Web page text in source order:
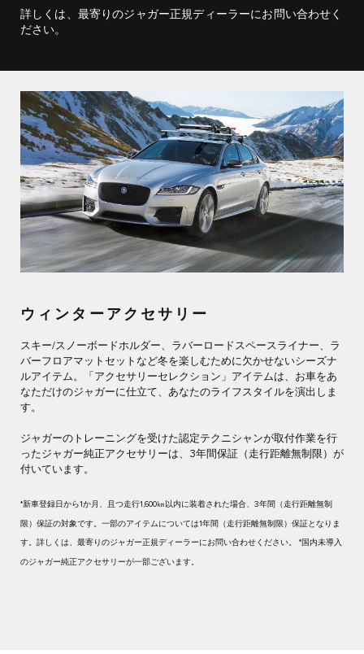
詳しくは、最寄りのジャガー正規ディーラーにお問い合わせく
ださい。
ウィンターアクセサリー
スキー/スノーボードホルダー、ラバーロードスペースライナー、ラ
バーフロアマットセットなど冬を楽しむために欠かせないシーズナ
ルアイテム。「アクセサリーセレクション」アイテムは、お車をあ
なただけのジャガーに仕立て、あなたのライフスタイルを演出しま
す。
ジャガーのトレーニングを受けた認定テクニシャンが取付作業を行
ったジャガー純正アクセサリーは、3年間保証（走行距離無制限）が
付いています。
*新車登録日から1か月、且つ走行1,600㎞以内に装着された場合、3年間（走行距離無制
限）保証の対象です。一部のアイテムについては1年間（走行距離無制限）保証となりま
す。詳しくは、最寄りのジャガー正規ディーラーにお問い合わせください。 *国内未導入
のジャガー純正アクセサリーが一部ございます。